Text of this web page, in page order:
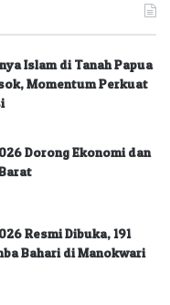
Islam di Tanah Papua
Momentum Perkuat
Dorong Ekonomi dan
Resmi Dibuka, 191
Bahari di Manokwari